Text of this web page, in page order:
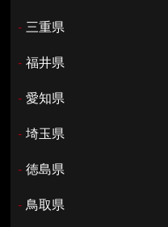
- 三重県
- 福井県
- 愛知県
- 埼玉県
- 徳島県
- 鳥取県